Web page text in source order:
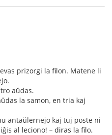
prizorgi la filon. Matene li
aŭdas.
la samon, en tria kaj
antaŭlernejo kaj tuj poste ni
al leciono! – diras la filo.